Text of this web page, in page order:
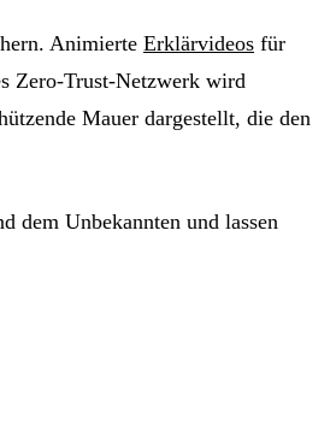
Animierte Erklärvideos für
Zero-Trust-Netzwerk wird
Mauer dargestellt, die den
dem Unbekannten und lassen